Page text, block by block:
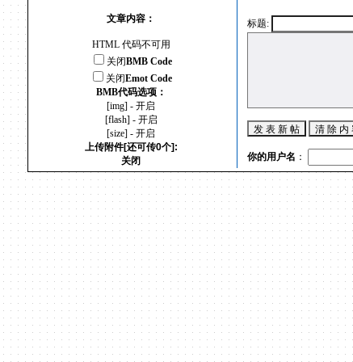
文章内容：
HTML 代码不可用
关闭BMB Code
关闭Emot Code
BMB代码选项：
[img] - 开启
[flash] - 开启
[size] - 开启
上传附件[还可传0个]:
关闭
标题:
你的用户名 ：